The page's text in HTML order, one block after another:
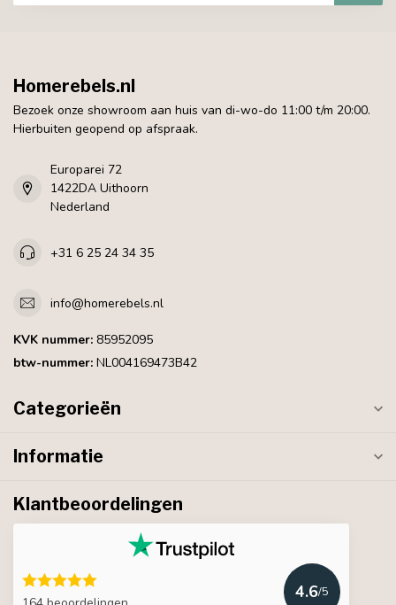
Homerebels.nl
Bezoek onze showroom aan huis van di-wo-do 11:00 t/m 20:00.
Hierbuiten geopend op afspraak.
Europarei 72
1422DA Uithoorn
Nederland
+31 6 25 24 34 35
info@homerebels.nl
KVK nummer: 85952095
btw-nummer: NL004169473B42
Categorieën
Informatie
Klantbeoordelingen
4.6/5